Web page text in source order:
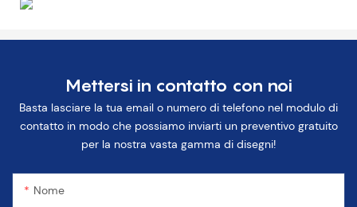
Mettersi in contatto con noi
Basta lasciare la tua email o numero di telefono nel modulo di
contatto in modo che possiamo inviarti un preventivo gratuito
per la nostra vasta gamma di disegni!
Nome